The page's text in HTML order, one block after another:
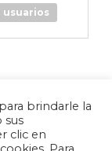
usuarios
brindarle la
sus
clic en